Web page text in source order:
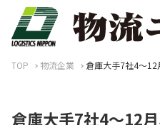
TOP 物流企業 倉庫大手7社4～12
倉庫大手7社4～12